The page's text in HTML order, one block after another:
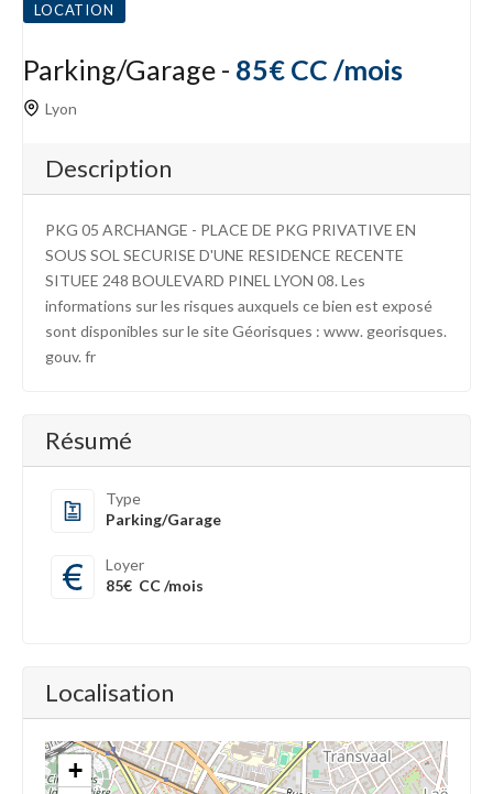
LOCATION
Parking/Garage - 85€ CC /mois
Lyon
Description
PKG 05 ARCHANGE - PLACE DE PKG PRIVATIVE EN
SOUS SOL SECURISE D'UNE RESIDENCE RECENTE
SITUEE 248 BOULEVARD PINEL LYON 08. Les
informations sur les risques auxquels ce bien est exposé
sont disponibles sur le site Géorisques : www. georisques.
gouv. fr
Résumé
Type
Parking/Garage
Loyer
85€ CC /mois
Localisation
+